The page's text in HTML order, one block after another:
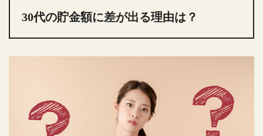
30代の貯金額に差が出る理由は？